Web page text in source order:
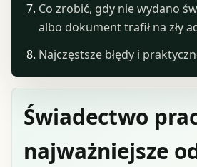
Świadectwo
najważniejsze
Co zrobić, gdy nie wydano
albo dokument trafił na zły
Najczęstsze błędy i